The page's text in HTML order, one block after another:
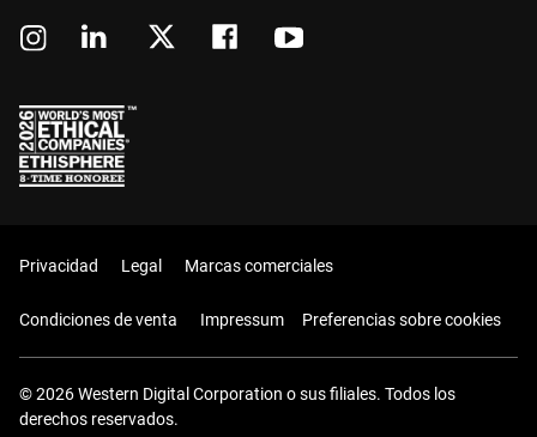
Privacidad Legal Marcas comerciales
Condiciones de venta Impressum Preferencias sobre cookies
© 2026 Western Digital Corporation o sus filiales. Todos los
derechos reservados.